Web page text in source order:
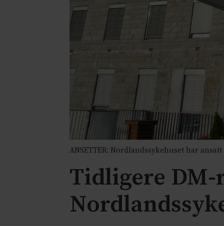
ANSETTER: Nordlandssykehuset har
Tidligere